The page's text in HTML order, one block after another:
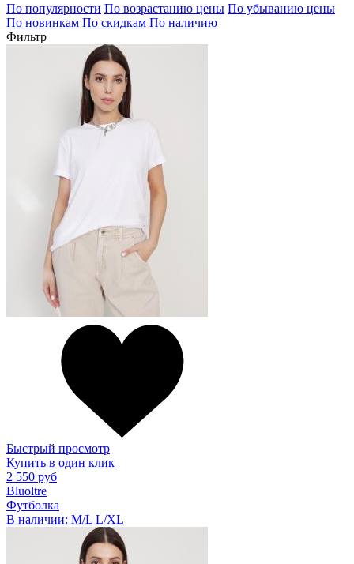
По популярности По возрастанию цены По убыванию цены
По новинкам По скидкам По наличию
Фильтр
Быстрый просмотр
Купить в один клик
2 550 руб
Bluoltre
Футболка
В наличии: M/L L/XL